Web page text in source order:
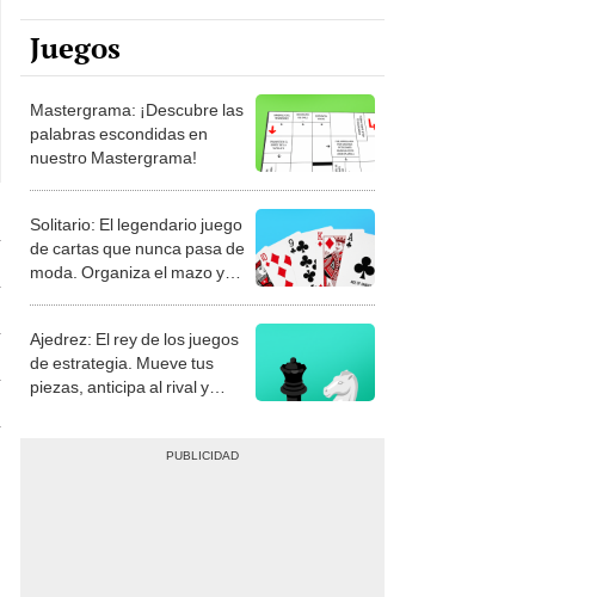
Juegos
Mastergrama: ¡Descubre las
palabras escondidas en
nuestro Mastergrama!
Solitario: El legendario juego
de cartas que nunca pasa de
moda. Organiza el mazo y
Ajedrez: El rey de los juegos
de estrategia. Mueve tus
piezas, anticipa al rival y